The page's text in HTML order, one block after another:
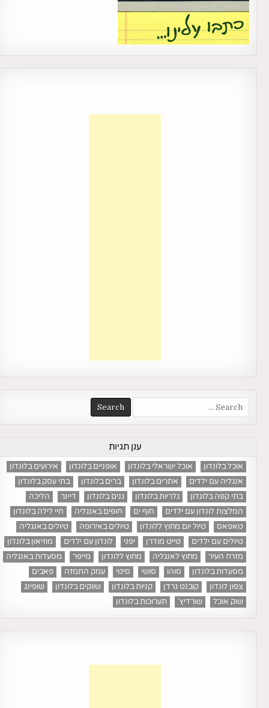
Search
ענן תגיות
אוכל בלונדון אוכל ישראלי בלונדון אופניים בלונדון
אירועים בלונדון
אנגליה עם ילדים
אתרים בלונדון ברים בלונדון
בתי עסק בלונדון
בתי קפה בלונדון
גלריות בלונדון גנים בלונדון דיינר
הליכה
המלצות לונדון עם ילדים
חוף ים חופים באנגליה
חיי לילה בלונדון
טאפאס
טיול יום מחוץ ללונדון טיולים באירופה
טיולים באנגליה
טיולים עם ילדים
טייט מודרן יפני לונדון עם ילדים
מוזיאון בלונדון
מזרח העיר
מחוץ לאנגליה מחוץ ללונדון מייפר
מסעדות באנגליה
מסעדות בלונדון
סוהו סושי סיטי עמק התמזה
פאבים
צפון לונדון
קובנט גרדן קניות בלונדון שווקים בלונדון
שופינג
שוק אוכל
שורדיץ' תערוכות בלונדון